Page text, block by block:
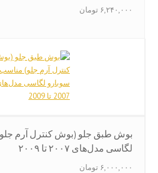
۶,۲۴۰,۰۰۰ تومان
بوش طبق جلو (بوش کنترل آرم
لگاسی مدل‌های ۲۰۰۷ تا ۲۰۰۹
۶,۰۰۰,۰۰۰ تومان